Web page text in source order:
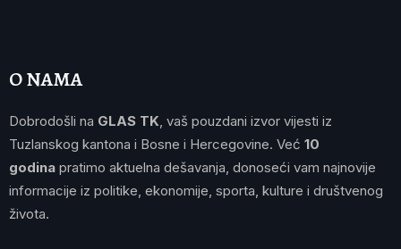
O NAMA
Dobrodošli na GLAS TK , vaš pouzdani izvor vijesti iz
Tuzlanskog kantona i Bosne i Hercegovine. Već 10
godina pratimo aktuelna dešavanja, donoseći vam najnovije
informacije iz politike, ekonomije, sporta, kulture i društvenog
života.